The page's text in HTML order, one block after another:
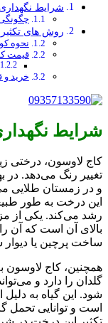
شرایط
روش های
نحوه
قیمت کاج
خرید و
شرایط
کاج لاوسون، درختی
تغییر رنگ می‌دهد. در
و در زمستان طلایی
رشد می‌کند. یکی از
بالای آن است که آن
ساخت پرچین یا
همچنین، کاج لاوسون
گلدان را دارد و
شود. این گیاه به دلیل
است و توانایی تحمل